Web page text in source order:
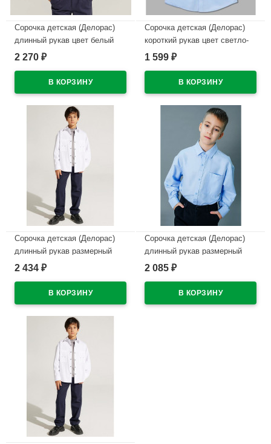
Сорочка детская (Делорас)
длинный рукав цвет белый
арт.C71719 на кнопках на
2 270 ₽
Сорочка детская (Делорас)
короткий рукав цвет светло-
голубой арт.C71738S на
1 599 ₽
Сорочка детская (Делорас)
длинный рукав размерный
ряд 31/128-134-35/152-158
2 434 ₽
Сорочка детская (Делорас)
длинный рукав размерный
ряд 31/128-134-35/152-158
арт.C71711 на кнопках
2 085 ₽